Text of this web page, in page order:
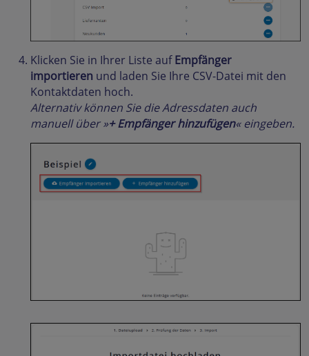
Klicken Sie in Ihrer Liste aufEmpfänger
importieren und laden Sie Ihre CSV-Datei mit den
Kontaktdaten hoch.
Alternativ können Sie die Adressdaten auch
manuell über »+ Empfänger hinzufügen« eingeben.